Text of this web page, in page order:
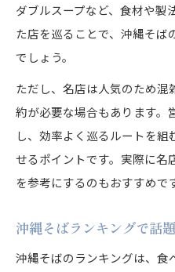
ダブルスープなど、食材や製
た店を巡ることで、沖縄そば
でしょう。
ただし、名店は人気のため
約が必要な場合もあります。
し、効率よく巡るルートを
せるポイントです。実際に名
を参考にするのもおすすめで
沖縄そばランキングで話
沖縄そばのランキングは、食